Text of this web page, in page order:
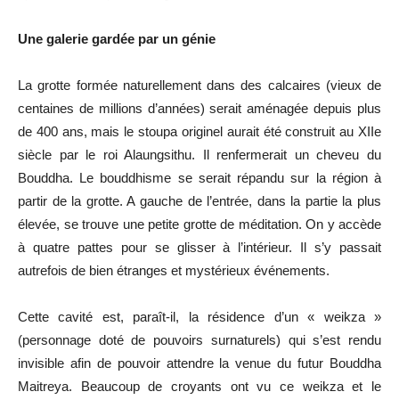
Une galerie gardée par un génie
La grotte formée naturellement dans des calcaires (vieux de
centaines de millions d’années) serait aménagée depuis plus
de 400 ans, mais le stoupa originel aurait été construit au XIIe
siècle par le roi Alaungsithu. Il renfermerait un cheveu du
Bouddha. Le bouddhisme se serait répandu sur la région à
partir de la grotte. A gauche de l’entrée, dans la partie la plus
élevée, se trouve une petite grotte de méditation. On y accède
à quatre pattes pour se glisser à l’intérieur. Il s’y passait
autrefois de bien étranges et mystérieux événements.
Cette cavité est, paraît-il, la résidence d’un « weikza »
(personnage doté de pouvoirs surnaturels) qui s’est rendu
invisible afin de pouvoir attendre la venue du futur Bouddha
Maitreya. Beaucoup de croyants ont vu ce weikza et le